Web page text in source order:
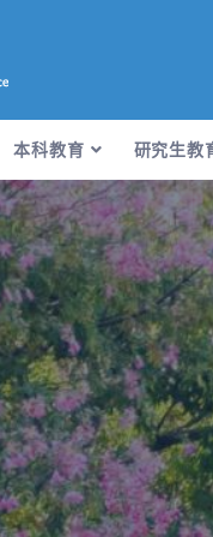
本科教育 研究生教